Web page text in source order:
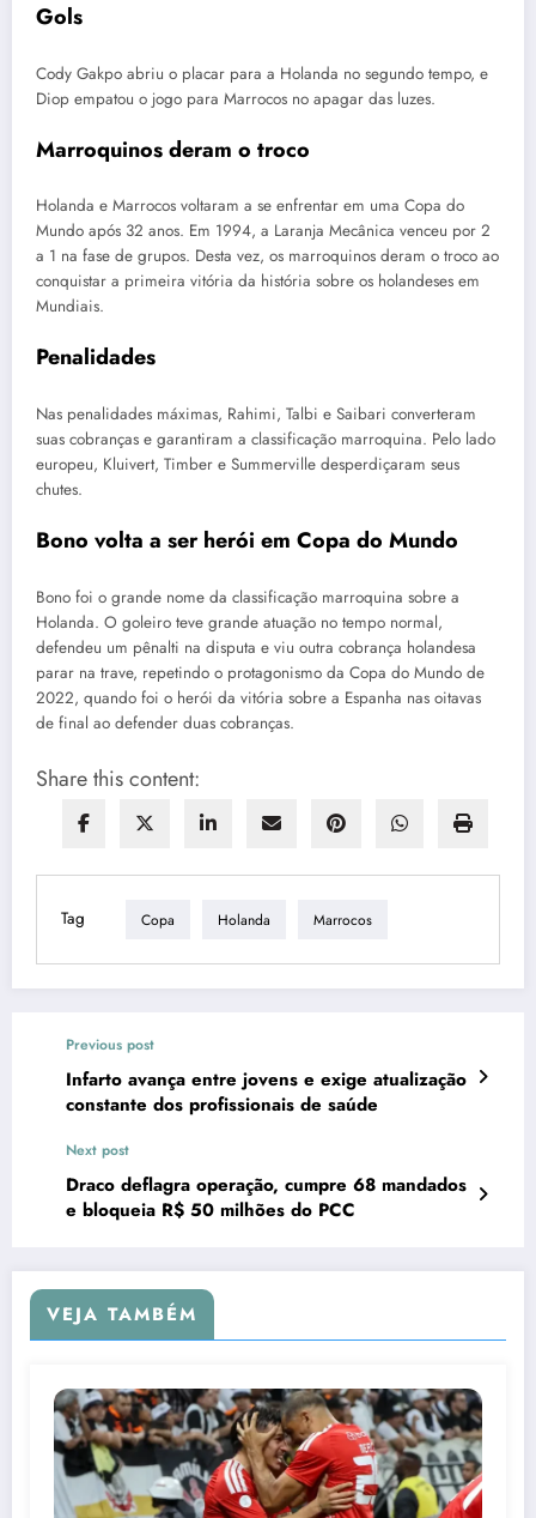
Gols
Cody Gakpo abriu o placar para a Holanda no segundo tempo, e
Diop empatou o jogo para Marrocos no apagar das luzes.
Marroquinos deram o troco
Holanda e Marrocos voltaram a se enfrentar em uma Copa do
Mundo após 32 anos. Em 1994, a Laranja Mecânica venceu por 2
a 1 na fase de grupos. Desta vez, os marroquinos deram o troco ao
conquistar a primeira vitória da história sobre os holandeses em
Mundiais.
Penalidades
Nas penalidades máximas, Rahimi, Talbi e Saibari converteram
suas cobranças e garantiram a classificação marroquina. Pelo lado
europeu, Kluivert, Timber e Summerville desperdiçaram seus
chutes.
Bono volta a ser herói em Copa do Mundo
Bono foi o grande nome da classificação marroquina sobre a
Holanda. O goleiro teve grande atuação no tempo normal,
defendeu um pênalti na disputa e viu outra cobrança holandesa
parar na trave, repetindo o protagonismo da Copa do Mundo de
2022, quando foi o herói da vitória sobre a Espanha nas oitavas
de final ao defender duas cobranças.
Share this content:
Tag Copa Holanda Marrocos
Previous post
Infarto avança entre jovens e exige atualização
constante dos profissionais de saúde
Next post
Draco deflagra operação, cumpre 68 mandados
e bloqueia R$ 50 milhões do PCC
VEJA TAMBÉM